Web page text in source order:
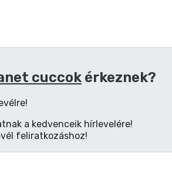
cuccok érkeznek?
a kedvenceik hírlevelére!
feliratkozáshoz!